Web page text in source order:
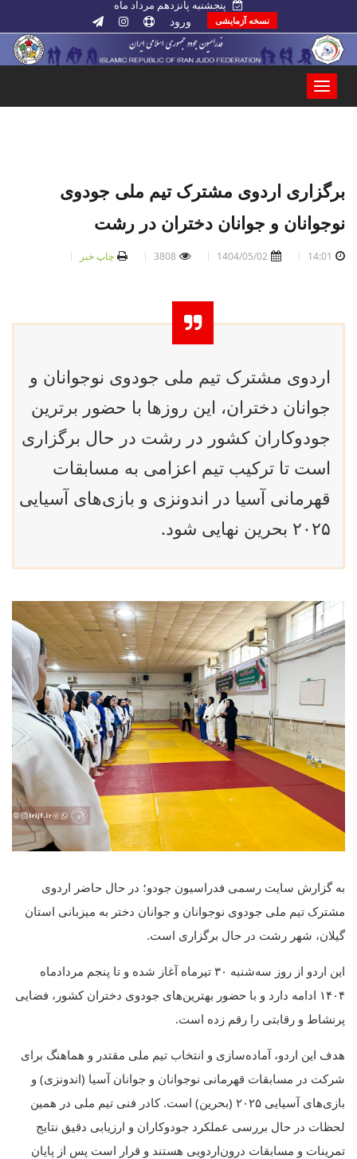
پنجشنبه پانزدهم مرداد ماه
نسخه آزمایشی ورود
برگزاری اردوی مشترک تیم ملی جودوی
نوجوانان و جوانان دختران در رشت
14:01
1404/05/02
3808 چاپ خبر
اردوی مشترک تیم ملی جودوی نوجوانان و
جوانان دختران، این روزها با حضور برترین
جودوکاران کشور در رشت در حال برگزاری
است تا ترکیب تیم اعزامی به مسابقات
قهرمانی آسیا در اندونزی و بازی‌های آسیایی
۲۰۲۵ بحرین نهایی شود.
به گزارش سایت رسمی فدراسیون جودو؛ در حال حاضر اردوی
مشترک تیم ملی جودوی نوجوانان و جوانان دختر به میزبانی استان
گیلان، شهر رشت در حال برگزاری است.
این اردو از روز سه‌شنبه ۳۰ تیرماه آغاز شده و تا پنجم مردادماه
۱۴۰۴ ادامه دارد و با حضور بهترین‌های جودوی دختران کشور، فضایی
پرنشاط و رقابتی را رقم زده است.
هدف این اردو، آماده‌سازی و انتخاب تیم ملی مقتدر و هماهنگ برای
شرکت در مسابقات قهرمانی نوجوانان و جوانان آسیا (اندونزی) و
بازی‌های آسیایی ۲۰۲۵ (بحرین) است. کادر فنی تیم ملی در همین
لحظات در حال بررسی عملکرد جودوکاران و ارزیابی دقیق نتایج
تمرینات و مسابقات درون‌اردویی هستند و قرار است پس از پایان